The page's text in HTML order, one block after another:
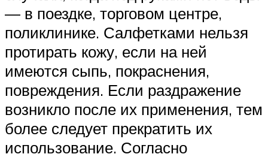
— в поездке, торговом центре,
поликлинике. Салфетками нельзя
протирать кожу, если на ней
имеются сыпь, покраснения,
повреждения. Если раздражение
возникло после их применения, тем
более следует прекратить их
использование. Согласно